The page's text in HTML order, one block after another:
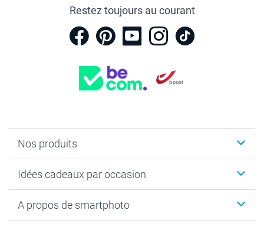
Restez toujours au courant
Nos produits
Cadeaux photo
Tirage photo & agrandissement
Idées cadeaux par occasion
Anniversaire
A propos de smartphoto